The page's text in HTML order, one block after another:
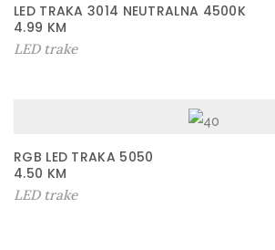
LED TRAKA 3014 NEUTRALNA 4500K
4.99 KM
LED trake
RGB LED TRAKA 5050
4.50 KM
LED trake